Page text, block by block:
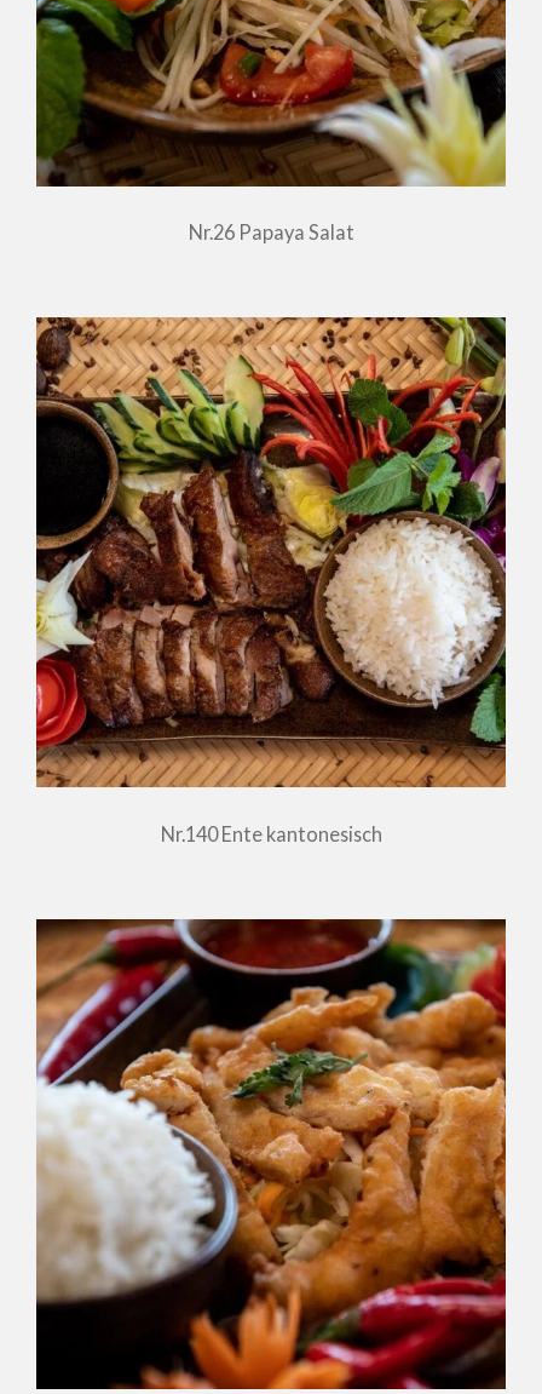
Nr.26 Papaya Salat
Nr.140 Ente kantonesisch